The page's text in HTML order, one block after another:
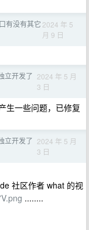
有没有其它 2024 年 5
月 9 日
立开发了 2024 年 5 月
3 日
生一些问题，已修复
立开发了 2024 年 5 月
3 日
社区作者 what 的视
........